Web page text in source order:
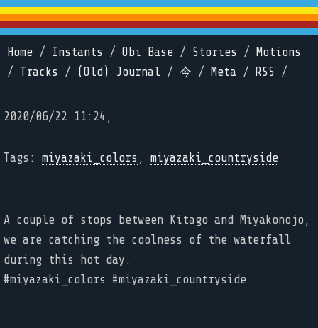
Home / Instants / Obi Base / Stories /
Motions
/ Tracks / (Old) Journal / 今 / Meta / RSS /
2020/06/22 11:24,
Tags: miyazaki_colors , miyazaki_countryside
A couple of stops between Kitago and Miyakonojo,
we are catching the coolness of the waterfall
during this hot day.
#miyazaki_colors #miyazaki_countryside